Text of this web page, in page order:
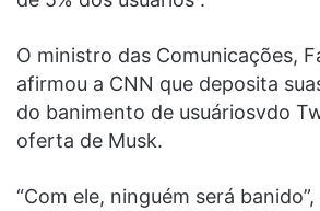
O ministro das Comunicações,
afirmou a CNN que deposita
do banimento de usuáriosvdo
oferta de Musk.
“Com ele, ninguém será